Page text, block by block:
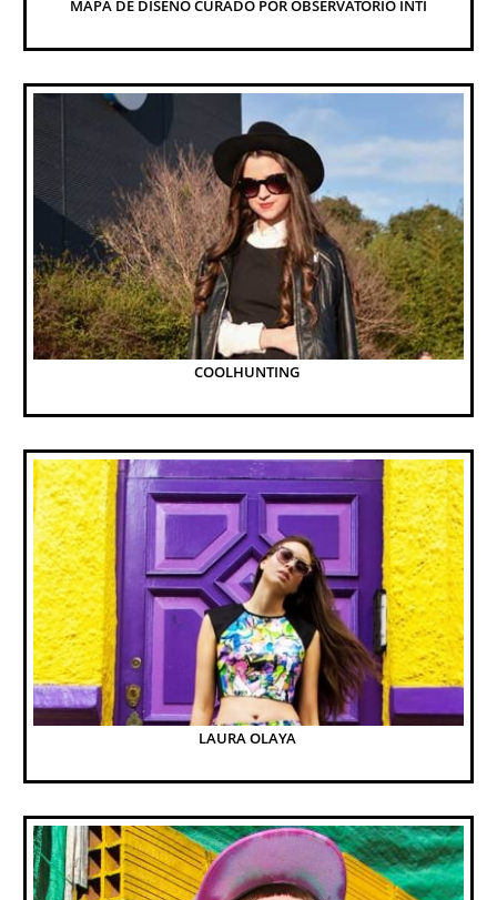
MAPA DE DISEÑO CURADO POR OBSERVATORIO INTI
COOLHUNTING
LAURA OLAYA